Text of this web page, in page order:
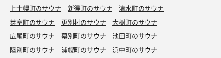
上士幌町のサウナ
新得町のサウナ
清水町のサウナ
芽室町のサウナ
更別村のサウナ
大樹町のサウナ
広尾町のサウナ
幕別町のサウナ
池田町のサウナ
陸別町のサウナ
浦幌町のサウナ
浜中町のサウナ